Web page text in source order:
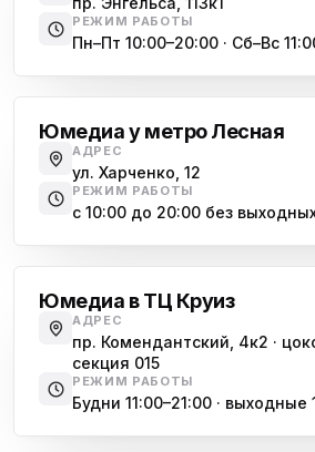
РЕЖИМ РАБОТЫ
Пн–Пт 10:00–20:00 · Сб–Вс
Юмедиа у метро Лесная
АДРЕС
ул. Харченко, 12
РЕЖИМ РАБОТЫ
с 10:00 до 20:00 без
Юмедиа в ТЦ Круиз
АДРЕС
пр. Комендантский, 4к2 ·
секция 015
РЕЖИМ РАБОТЫ
Будни 11:00–21:00 · выходные